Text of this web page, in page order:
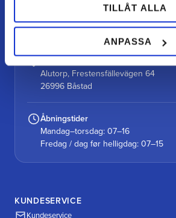
TILLÅT ALLA
ANPASSA
0727-434 434
Alutorp, Frestensfällevägen 64
26996 Båstad
Åbningstider
Mandag–torsdag: 07–16
Fredag / dag før helligdag: 07–15
KUNDESERVICE
Kundeservice